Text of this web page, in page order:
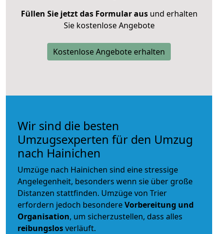
Füllen Sie jetzt das Formular ausund erhalten
Sie kostenlose Angebote
Kostenlose Angebote erhalten
Wir sind die besten
Umzugsexperten für den Umzug
nach Hainichen
Umzüge nach Hainichen sind eine stressige
Angelegenheit, besonders wenn sie über große
Distanzen stattfinden. Umzüge von Trier
erfordern jedoch besondereVorbereitung und
Organisation, um sicherzustellen, dass alles
reibungslosverläuft.